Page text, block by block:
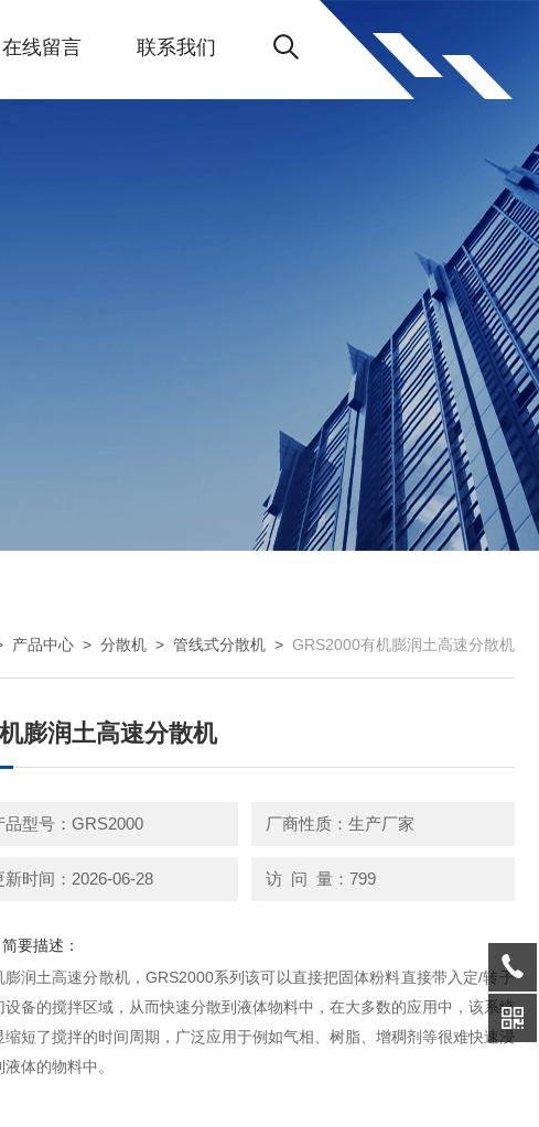
在线留言 联系我们
产品中心 > 分散机 > 管线式分散机 > GRS2000有机膨润土高速分散机
膨润土高速分散机
品型号：GRS2000 厂商性质：生产厂家
新时间：2026-06-28 访 问 量：799
简要描述：
膨润土高速分散机，GRS2000系列该可以直接把固体粉料直接带入定/转子
设备的搅拌区域，从而快速分散到液体物料中，在大多数的应用中，该系统
缩短了搅拌的时间周期，广泛应用于例如气相、树脂、增稠剂等很难快速浸
液体的物料中。